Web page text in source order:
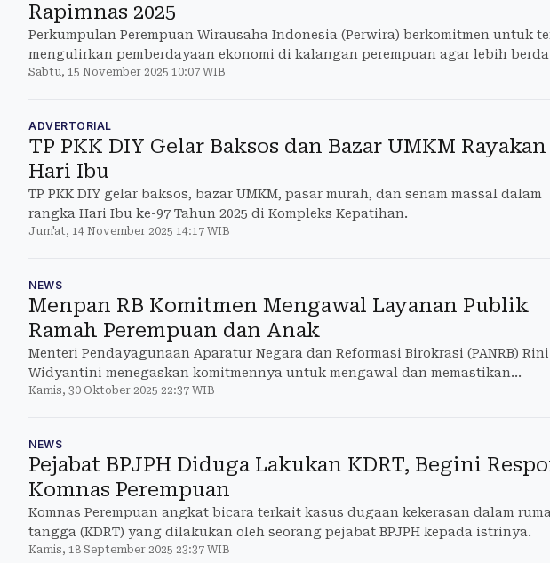
Rapimnas 2025
Perkumpulan Perempuan Wirausaha Indonesia (Perwira) berkomitmen untuk
mengulirkan pemberdayaan ekonomi di kalangan perempuan agar lebih
Sabtu, 15 November 2025 10:07 WIB
ADVERTORIAL
TP PKK DIY Gelar Baksos dan Bazar UMKM Rayakan
Hari Ibu
TP PKK DIY gelar baksos, bazar UMKM, pasar murah, dan senam massal dalam
rangka Hari Ibu ke-97 Tahun 2025 di Kompleks Kepatihan.
Jum'at, 14 November 2025 14:17 WIB
NEWS
Menpan RB Komitmen Mengawal Layanan Publik
Ramah Perempuan dan Anak
Menteri Pendayagunaan Aparatur Negara dan Reformasi Birokrasi (PANRB) Rini
Widyantini menegaskan komitmennya untuk mengawal dan memastikan
pelayanan publik
Kamis, 30 Oktober 2025 22:37 WIB
NEWS
Pejabat BPJPH Diduga Lakukan KDRT, Begini
Komnas Perempuan
Komnas Perempuan angkat bicara terkait kasus dugaan kekerasan dalam
tangga (KDRT) yang dilakukan oleh seorang pejabat BPJPH kepada istrinya.
Kamis, 18 September 2025 23:37 WIB